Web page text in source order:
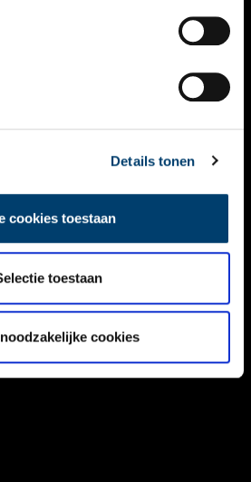
Details tonen
cookies toestaan
toestaan
cookies